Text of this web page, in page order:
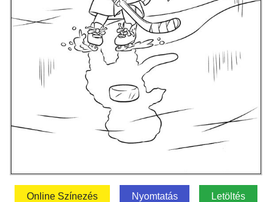
Online Színezés Nyomtatás Letöltés